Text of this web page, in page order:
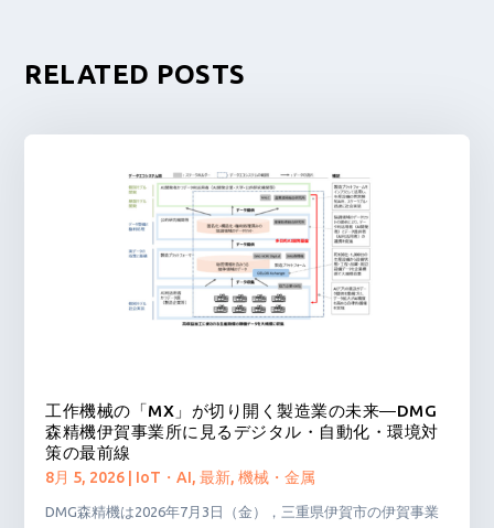
RELATED POSTS
工作機械の「MX」が切り開く製造業の未来―DMG
森精機伊賀事業所に見るデジタル・自動化・環境対
策の最前線
8月 5, 2026 IoT・AI,最新,機械・金属
DMG森精機は2026年7月3日（金），三重県伊賀市の伊賀事業